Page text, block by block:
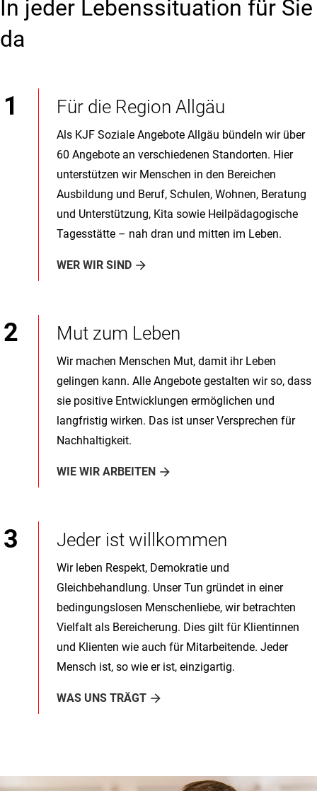
In jeder Lebenssituation für Sie
da
Für die Region Allgäu
Als KJF Soziale Angebote Allgäu bündeln wir über
60 Angebote an verschiedenen Standorten. Hier
unterstützen wir Menschen in den Bereichen
Ausbildung und Beruf, Schulen, Wohnen, Beratung
und Unterstützung, Kita sowie Heilpädagogische
Tagesstätte – nah dran und mitten im Leben.
WER WIR SIND
Mut zum Leben
Wir machen Menschen Mut, damit ihr Leben
gelingen kann. Alle Angebote gestalten wir so, dass
sie positive Entwicklungen ermöglichen und
langfristig wirken. Das ist unser Versprechen für
Nachhaltigkeit.
WIE WIR ARBEITEN
Jeder ist willkommen
Wir leben Respekt, Demokratie und
Gleichbehandlung. Unser Tun gründet in einer
bedingungslosen Menschenliebe, wir betrachten
Vielfalt als Bereicherung. Dies gilt für Klientinnen
und Klienten wie auch für Mitarbeitende. Jeder
Mensch ist, so wie er ist, einzigartig.
WAS UNS TRÄGT